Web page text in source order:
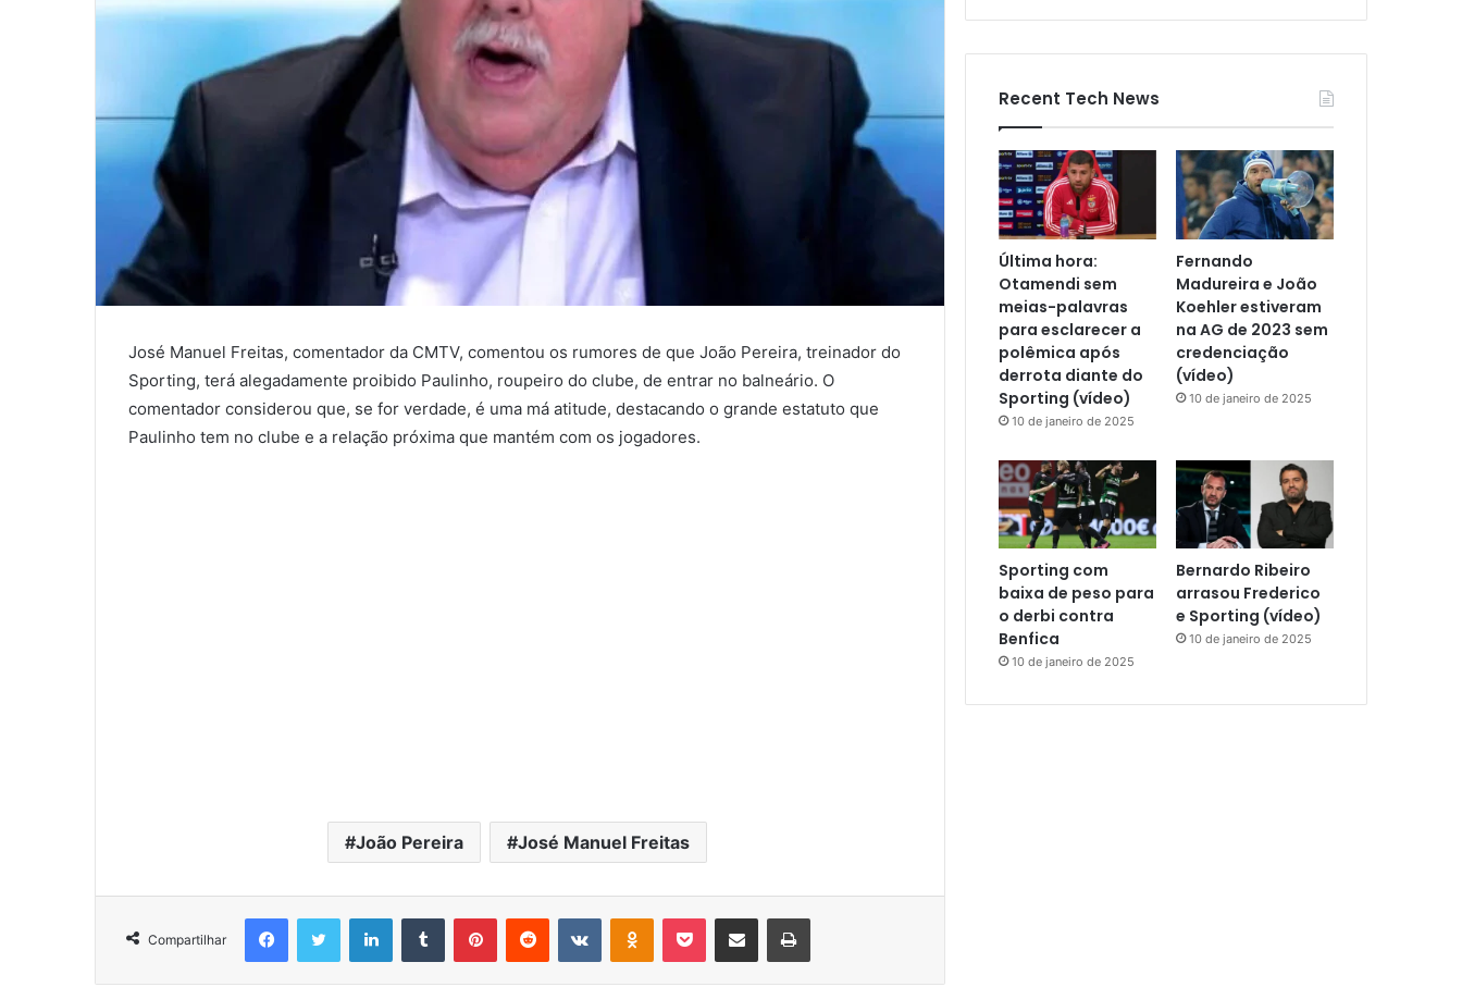
José Manuel Freitas, comentador da CMTV, comentou os rumores de que João Pereira, treinador do
Sporting, terá alegadamente proibido Paulinho, roupeiro do clube, de entrar no balneário. O
comentador considerou que, se for verdade, é uma má atitude, destacando o grande estatuto que
Paulinho tem no clube e a relação próxima que mantém com os jogadores.
João Pereira José Manuel Freitas
Compartilhar
FacebookTwitter LinkedinTumblr PinterestReddit VK OK Pocket Compartilhar via e-mail Imprimir
Recent Tech News
Última hora:
Otamendi sem
meias-palavras
para esclarecer a
polêmica após
derrota diante do
Sporting (vídeo)
10 de janeiro de 2025
Fernando
Madureira e João
Koehler estiveram
na AG de 2023 sem
credenciação
(vídeo)
10 de janeiro de 2025
Sporting com
baixa de peso para
o derbi contra
Benfica
10 de janeiro de 2025
Bernardo Ribeiro
arrasou Frederico
e Sporting (vídeo)
10 de janeiro de 2025